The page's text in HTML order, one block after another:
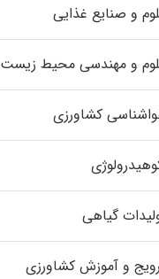
و صنایع غذایی
و مهندسی محیط زیست
کشاورزی
گیاهی
و آموزش کشاورزی